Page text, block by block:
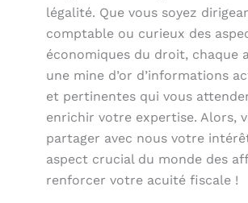
légalité. Que vous soyez
comptable ou curieux des
économiques du droit, chaque
une mine d’or d’informations
et pertinentes qui vous
enrichir votre expertise. Alors,
partager avec nous votre
aspect crucial du monde des
renforcer votre acuité fiscale !